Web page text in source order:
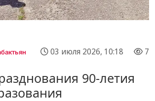
03 июля 2026, 10:18 7
90-летия